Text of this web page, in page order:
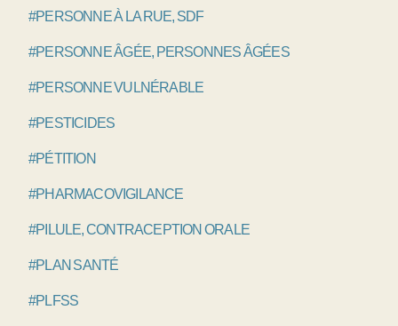
#PERSONNE À LA RUE, SDF
#PERSONNE ÂGÉE, PERSONNES ÂGÉES
#PERSONNE VULNÉRABLE
#PESTICIDES
#PÉTITION
#PHARMACOVIGILANCE
#PILULE, CONTRACEPTION ORALE
#PLAN SANTÉ
#PLFSS